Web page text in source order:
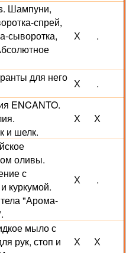
Шампуни,
спрей,
сыворотка,
Х .
для него Х .
ENCANTO.
и шелк.
Х Х
оливы.
с
куркумой.
"Арома-
Х .
мыло с
рук, стоп и
Х Х